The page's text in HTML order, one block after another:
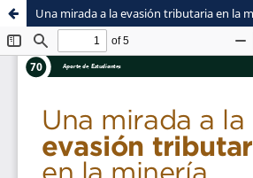
Sistema de
Bibliotecas
Facultad de
Ciencias Contables
Una mirada a la evasión tributaria en la